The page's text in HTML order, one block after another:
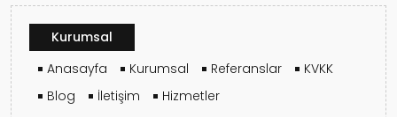
Kurumsal
Anasayfa
Kurumsal Referanslar
KVKK
Blog
İletişim Hizmetler